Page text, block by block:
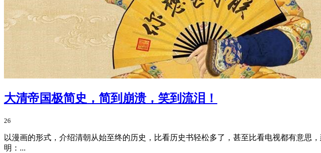
大清帝国极简史，简到崩溃，笑到流泪！
26
以漫画的形式，介绍清朝从始至终的历史，比看历史书轻松多了，甚至比看电视都有意
明：...